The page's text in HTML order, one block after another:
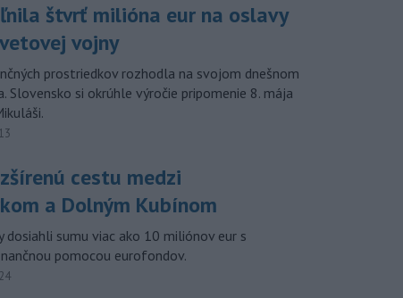
štvrť milióna eur na oslavy
vojny
prostriedkov rozhodla na svojom dnešnom
Slovensko si okrúhle výročie pripomenie 8. mája
cestu medzi
a Dolným Kubínom
dosiahli sumu viac ako 10 miliónov eur s
pomocou eurofondov.